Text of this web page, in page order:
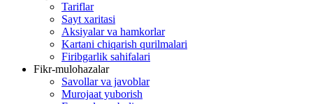
Tariflar
Sayt xaritasi
Aksiyalar va hamkorlar
Kartani chiqarish qurilmalari
Firibgarlik sahifalari
Fikr-mulohazalar
Savollar va javoblar
Murojaat yuborish